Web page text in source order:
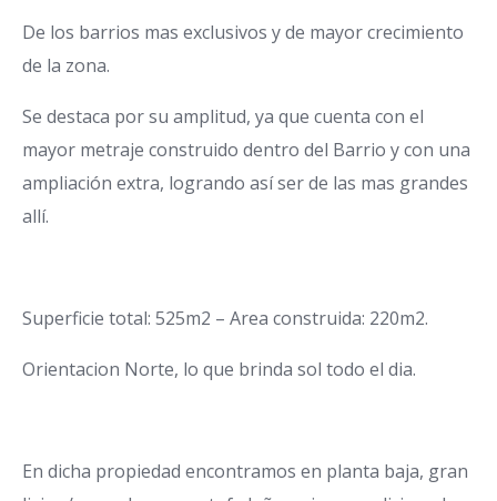
De los barrios mas exclusivos y de mayor crecimiento
de la zona.
Se destaca por su amplitud, ya que cuenta con el
mayor metraje construido dentro del Barrio y con una
ampliación extra, logrando así ser de las mas grandes
allí.
Superficie total: 525m2 – Area construida: 220m2.
Orientacion Norte, lo que brinda sol todo el dia.
En dicha propiedad encontramos en planta baja, gran